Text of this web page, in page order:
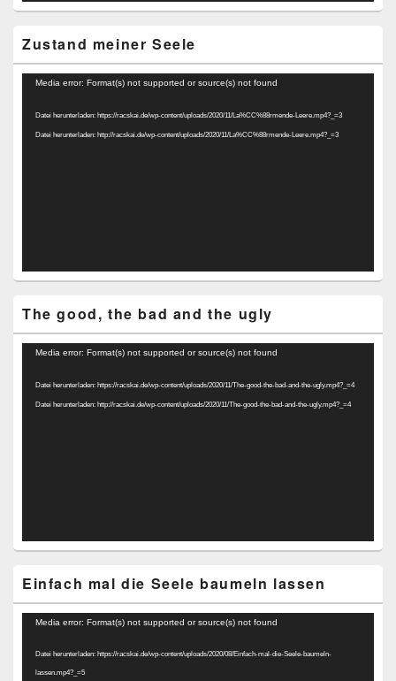
Zustand meiner Seele
Video-
Media error: Format(s) not supported or source(s) not found
Datei herunterladen: https://racskai.de/wp-content/uploads/2020/11/La%CC%88rmende-Leere.mp4?_=3
Datei herunterladen: http://racskai.de/wp-content/uploads/2020/11/La%CC%88rmende-Leere.mp4?_=3
The good, the bad and the ugly
Video-
Media error: Format(s) not supported or source(s) not found
Datei herunterladen: https://racskai.de/wp-content/uploads/2020/11/The-good-the-bad-and-the-ugly.mp4?_=4
Datei herunterladen: http://racskai.de/wp-content/uploads/2020/11/The-good-the-bad-and-the-ugly.mp4?_=4
Einfach mal die Seele baumeln lassen
Video-
Media error: Format(s) not supported or source(s) not found
Datei herunterladen: https://racskai.de/wp-content/uploads/2020/08/Einfach-mal-die-Seele-baumeln-
lassen.mp4?_=5